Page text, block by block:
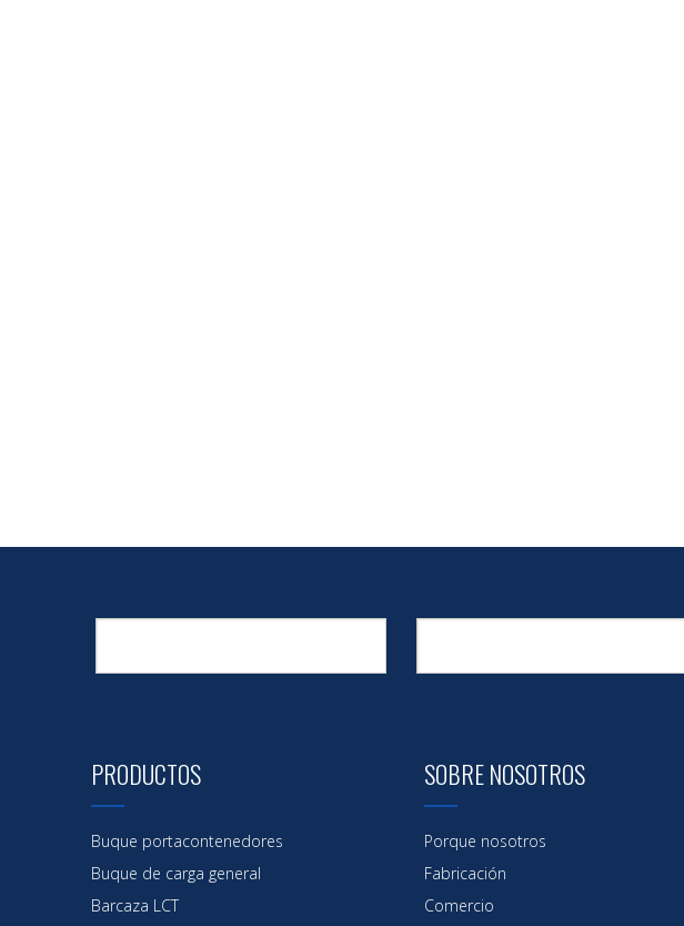
PRODUCTOS
Buque portacontenedores
Buque de carga general
Barcaza LCT
SOBRE NOSOTROS
Porque nosotros
Fabricación
Comercio